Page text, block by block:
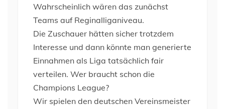
Wahrscheinlich wären das zunächst
Teams auf Reginalliganiveau.
Die Zuschauer hätten sicher trotzdem
Interesse und dann könnte man generierte
Einnahmen als Liga tatsächlich fair
verteilen. Wer braucht schon die
Champions League?
Wir spielen den deutschen Vereinsmeister